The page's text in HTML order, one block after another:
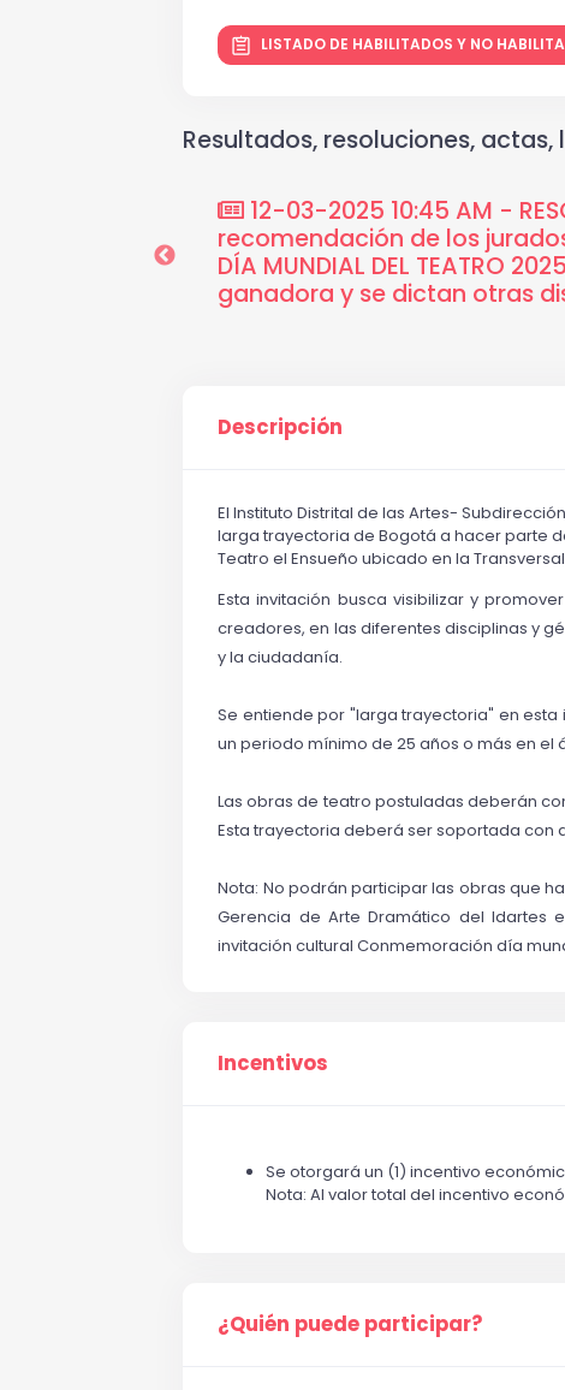
LISTADO DE HABILITADOS Y NO
Resultados, resoluciones,
de las Artes del
12-03-2025 10:45 AM -
recomendación de los
DÍA MUNDIAL DEL TEATRO
ganadora y se dictan otras
Descripción
El Instituto Distrital de las Artes-
larga trayectoria de Bogotá a hacer parte
Teatro el Ensueño ubicado en la
Esta invitación busca visibilizar y
creadores, en las diferentes disciplinas y
y la ciudadanía.
Se entiende por "larga trayectoria" en
un periodo mínimo de 25 años o más en el
Las obras de teatro postuladas deberán
Esta trayectoria deberá ser soportada con
Nota: No podrán participar las obras que
Gerencia de Arte Dramático del Idartes
invitación cultural Conmemoración día
Incentivos
Se otorgará un (1) incentivo económico
Nota: Al valor total del incentivo
¿Quién puede participar?